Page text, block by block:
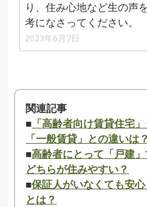
り、住み心地など生の声
考になさってください。
2023年6月7日
関連記事
■ 「高齢者向け賃貸住宅
「一般賃貸」との違いは？
■高齢者にとって「戸建」
どちらが住みやすい？
■保証人がいなくても安
とは？